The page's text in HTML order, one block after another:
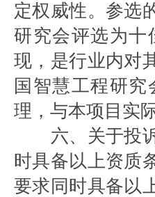
定权威性。参选
研究会评选为十
现，是行业内对
国智慧工程研
理，与本项目实
六、关于投
时具备以上资质
要求同时具备以